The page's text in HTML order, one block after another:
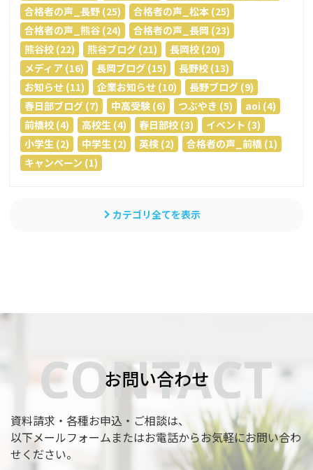
合格者の声_長野 (25)
合格者の声_松本 (25)
合格者の声_熊谷 (24)
合格者の声_長岡 (23)
熊谷校 (22)
熊谷ブログ (21)
長岡校 (20)
メディア (16)
長岡ブログ (15)
長野校 (13)
お知らせ (11)
企業お知らせ (10)
長野ブログ (9)
春日部ブログ (7)
中高受験 (6) つぶやき (5)
aoi (4)
前橋校 (4)
高校生 (4) 春日部校 (3)
イベント (3)
小学生 (2)
中学生 (2) 英検 (2)
合格者の声_前橋 (1)
キャンペーン (1)
カテゴリ全てを表示
お問い合わせ
資料請求・各種お申込・ご相談は、
以下メールフォームまたはお電話からお気軽にお問い合わ
せください。